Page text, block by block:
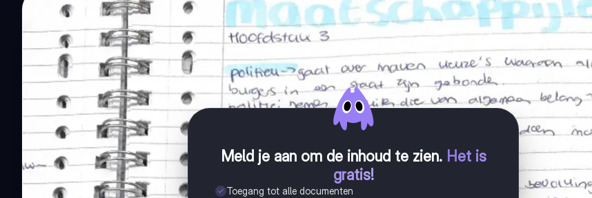
Meld je aan om de inhoud te zien. Het is
gratis!
Toegang tot alle documenten